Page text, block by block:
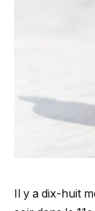
Il y a dix-huit